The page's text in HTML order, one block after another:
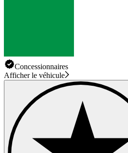
Concessionnaires
Afficher le véhicule